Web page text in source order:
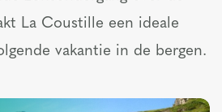
La Coustille een ideale
vakantie in de bergen.